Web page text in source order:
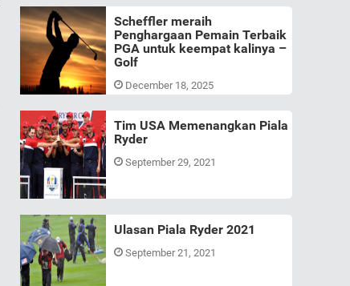
Scheffler meraih
Penghargaan Pemain Terbaik
PGA untuk keempat kalinya –
Golf
December 18, 2025
Tim USA Memenangkan Piala
Ryder
September 29, 2021
Ulasan Piala Ryder 2021
September 21, 2021